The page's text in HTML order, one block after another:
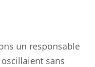
un responsable
sans